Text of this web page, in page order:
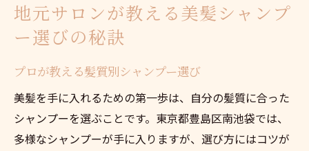
地元サロンが教える美髪シャンプ
ー選びの秘訣
プロが教える髪質別シャンプー選び
美髪を手に入れるための第一歩は、自分の髪質に合った
シャンプーを選ぶことです。東京都豊島区南池袋では、
多様なシャンプーが手に入りますが、選び方にはコツが